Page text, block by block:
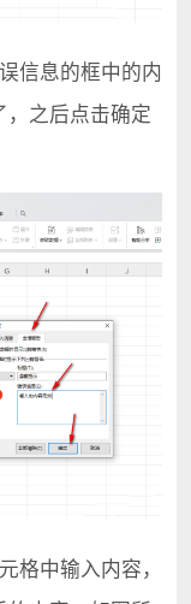
信息的框中的内
，之后点击确定
中输入内容，